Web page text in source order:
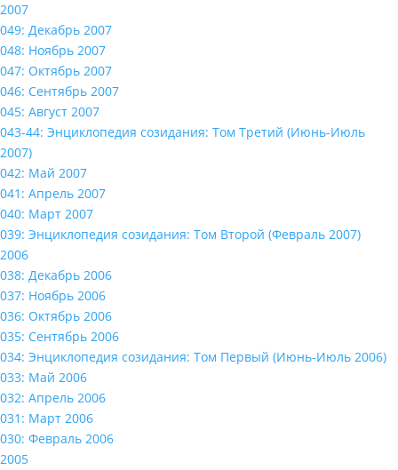
2007
049: Декабрь 2007
048: Ноябрь 2007
047: Октябрь 2007
046: Сентябрь 2007
045: Август 2007
043-44: Энциклопедия созидания: Том Третий (Июнь-Июль
2007)
042: Май 2007
041: Апрель 2007
040: Март 2007
039: Энциклопедия созидания: Том Второй (Февраль 2007)
2006
038: Декабрь 2006
037: Ноябрь 2006
036: Октябрь 2006
035: Сентябрь 2006
034: Энциклопедия созидания: Том Первый (Июнь-Июль 2006)
033: Май 2006
032: Апрель 2006
031: Март 2006
030: Февраль 2006
2005